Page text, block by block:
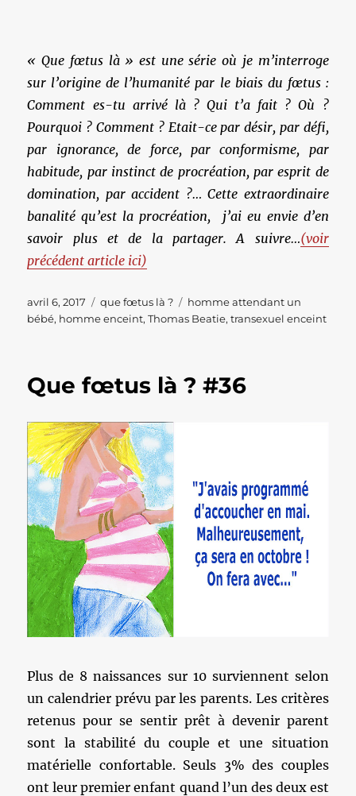
« Que fœtus là » est une série où je m’interroge
sur l’origine de l’humanité par le biais du fœtus :
Comment es-tu arrivé là ? Qui t’a fait ? Où ?
Pourquoi ? Comment ? Etait-ce par désir, par défi,
par ignorance, de force, par conformisme, par
habitude, par instinct de procréation, par esprit de
domination, par accident ?… Cette extraordinaire
banalité qu’est la procréation, j’ai eu envie d’en
savoir plus et de la partager. A suivre…(voir
précédent article ici)
Publié
le
avril 6, 2017 Catégories
que fœtus là ? Étiquettes
homme attendant un
bébé, homme enceint,Thomas Beatie,transexuel enceint
Que fœtus là ? #36
Plus de 8 naissances sur 10 surviennent selon
un calendrier prévu par les parents. Les critères
retenus pour se sentir prêt à devenir parent
sont la stabilité du couple et une situation
matérielle confortable. Seuls 3% des couples
ont leur premier enfant quand l’un des deux est